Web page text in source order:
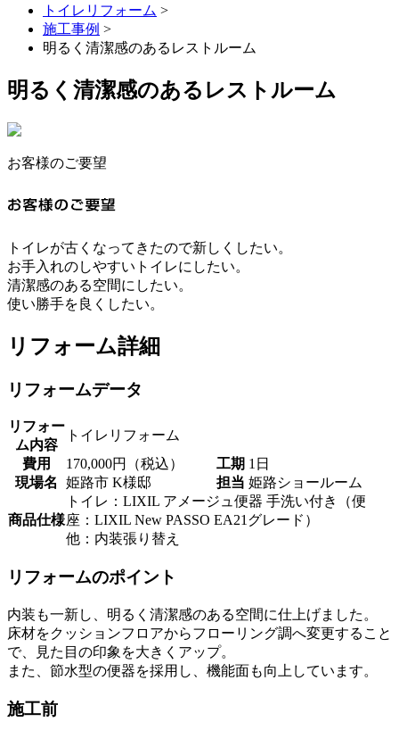
トイレリフォーム >
施工事例 >
明るく清潔感のあるレストルーム
明るく清潔感のあるレストルーム
お客様のご要望
トイレが古くなってきたので新しくしたい。
お手入れのしやすいトイレにしたい。
清潔感のある空間にしたい。
使い勝手を良くしたい。
リフォーム詳細
リフォームデータ
リフォー
ム内容
トイレリフォーム
費用
170,000円（税込） 工期 1日
現場名
姫路市 K様邸 担当 姫路ショールーム
商品仕様
トイレ：LIXIL アメージュ便器 手洗い付き（便
座：LIXIL New PASSO EA21グレード）
他：内装張り替え
リフォームのポイント
内装も一新し、明るく清潔感のある空間に仕上げました。
床材をクッションフロアからフローリング調へ変更すること
で、見た目の印象を大きくアップ。
また、節水型の便器を採用し、機能面も向上しています。
施工前